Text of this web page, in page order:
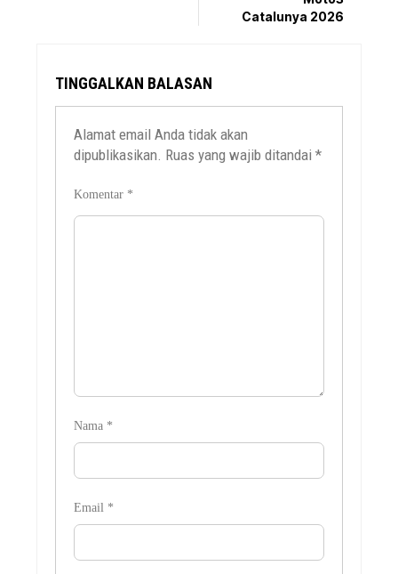
Catalunya 2026
TINGGALKAN BALASAN
Alamat email Anda tidak akan
dipublikasikan. Ruas yang wajib ditandai*
Komentar *
Nama *
Email *